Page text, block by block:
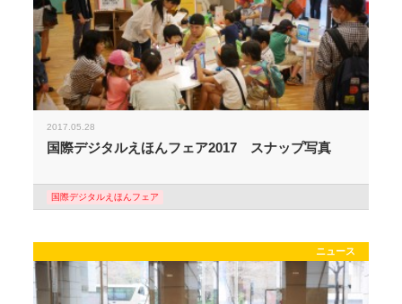
2017.05.28
国際デジタルえほんフェア2017 スナップ写真
国際デジタルえほんフェア
ニュース